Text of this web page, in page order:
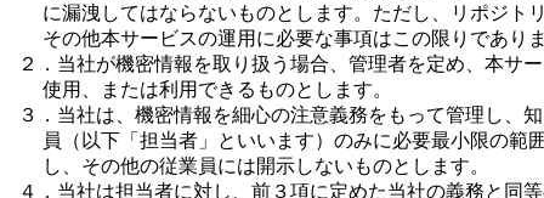
に漏洩してはならないものとします。ただし、リポジト
その他本サービスの運用に必要な事項はこの限りであり
２．当社が機密情報を取り扱う場合、管理者を定め、本サ
  使用、または利用できるものとします。
３．当社は、機密情報を細心の注意義務をもって管理し、
員（以下「担当者」といいます）のみに必要最小限の範
  し、その他の従業員には開示しないものとします。
４．当社は担当者に対し、前３項に定めた当社の義務と同